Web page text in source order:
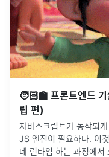
🧑🏻‍🏫 프론트엔드
립 편)
자바스크립트가 동작되
JS 엔진이 필요하다. 이
데 런타임 하는 과정에서